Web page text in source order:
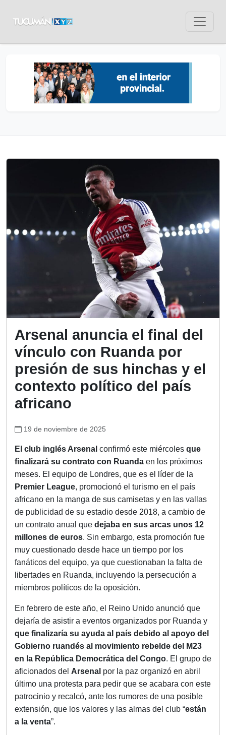
Arsenal anuncia el final del
vínculo con Ruanda por
presión de sus hinchas y el
contexto político del país
africano
19 de noviembre de 2025
El club inglés Arsenal confirmó este miércoles que
finalizará su contrato con Ruanda en los próximos
meses. El equipo de Londres, que es el líder de la
Premier League, promocionó el turismo en el país
africano en la manga de sus camisetas y en las vallas
de publicidad de su estadio desde 2018, a cambio de
un contrato anual que dejaba en sus arcas unos 12
millones de euros. Sin embargo, esta promoción fue
muy cuestionado desde hace un tiempo por los
fanáticos del equipo, ya que cuestionaban la falta de
libertades en Ruanda, incluyendo la persecución a
miembros políticos de la oposición.
En febrero de este año, el Reino Unido anunció que
dejaría de asistir a eventos organizados por Ruanda y
que finalizaría su ayuda al país debido al apoyo del
Gobierno ruandés al movimiento rebelde del M23
en la República Democrática del Congo. El grupo de
aficionados del Arsenal por la paz organizó en abril
último una protesta para pedir que se acabara con este
patrocinio y recalcó, ante los rumores de una posible
extensión, que los valores y las almas del club “están
a la venta”.